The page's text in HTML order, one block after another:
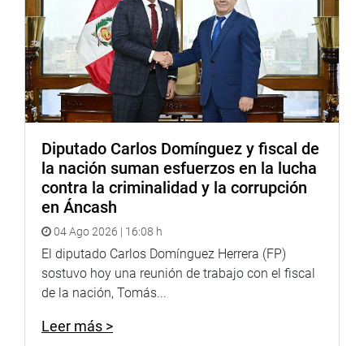
Diputado Carlos Domínguez y fiscal de
la nación suman esfuerzos en la lucha
contra la criminalidad y la corrupción
en Áncash
04 Ago 2026 | 16:08 h
El diputado Carlos Domínguez Herrera (FP)
sostuvo hoy una reunión de trabajo con el fiscal
de la nación, Tomás...
Leer más >